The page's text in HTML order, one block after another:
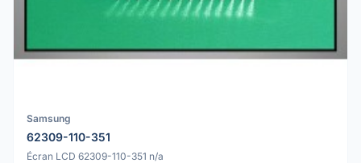
Samsung
62309-110-351
Écran LCD 62309-110-351 n/a